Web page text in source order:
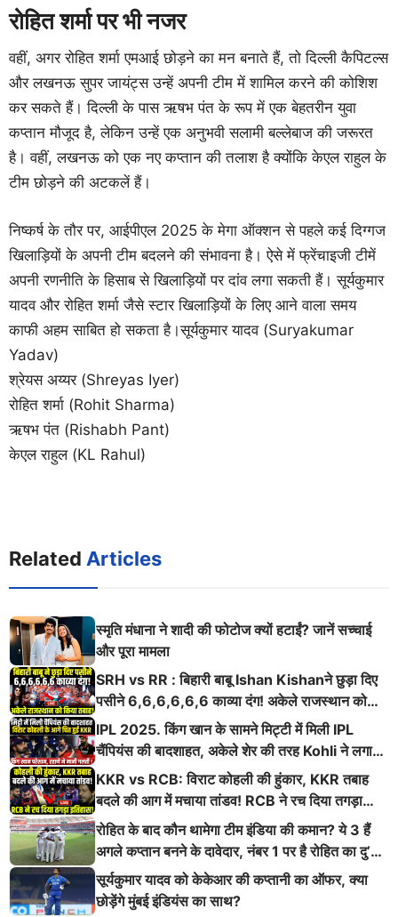
रोहित शर्मा पर भी नजर
वहीं, अगर रोहित शर्मा एमआई छोड़ने का मन बनाते हैं, तो दिल्ली कैपिटल्स
और लखनऊ सुपर जायंट्स उन्हें अपनी टीम में शामिल करने की कोशिश
कर सकते हैं। दिल्ली के पास ऋषभ पंत के रूप में एक बेहतरीन युवा
कप्तान मौजूद है, लेकिन उन्हें एक अनुभवी सलामी बल्लेबाज की जरूरत
है। वहीं, लखनऊ को एक नए कप्तान की तलाश है क्योंकि केएल राहुल के
टीम छोड़ने की अटकलें हैं।
निष्कर्ष के तौर पर, आईपीएल 2025 के मेगा ऑक्शन से पहले कई दिग्गज
खिलाड़ियों के अपनी टीम बदलने की संभावना है। ऐसे में फ्रेंचाइजी टीमें
अपनी रणनीति के हिसाब से खिलाड़ियों पर दांव लगा सकती हैं। सूर्यकुमार
यादव और रोहित शर्मा जैसे स्टार खिलाड़ियों के लिए आने वाला समय
काफी अहम साबित हो सकता है।सूर्यकुमार यादव (Suryakumar
Yadav)
श्रेयस अय्यर (Shreyas Iyer)
रोहित शर्मा (Rohit Sharma)
ऋषभ पंत (Rishabh Pant)
केएल राहुल (KL Rahul)
Related Articles
स्मृति मंधाना ने शादी की फोटोज क्यों हटाईं? जानें सच्चाई
और पूरा मामला
SRH vs RR : बिहारी बाबू Ishan Kishanने छुड़ा दिए
पसीने 6,6,6,6,6,6 काव्या दंग! अकेले राजस्थान को
किया तबाह!
IPL 2025. किंग खान के सामने मिट्टी में मिली IPL
चैंपियंस की बादशाहत, अकेले शेर की तरह Kohli ने लगाई
ऐसी दहाड़
KKR vs RCB: विराट कोहली की हुंकार, KKR तबाह
बदले की आग में मचाया तांडव! RCB ने रच दिया तगड़ा
इतिहास
रोहित के बाद कौन थामेगा टीम इंडिया की कमान? ये 3 हैं
अगले कप्तान बनने के दावेदार, नंबर 1 पर है रोहित का दु’
श्मन
सूर्यकुमार यादव को केकेआर की कप्तानी का ऑफर, क्या
छोड़ेंगे मुंबई इंडियंस का साथ?